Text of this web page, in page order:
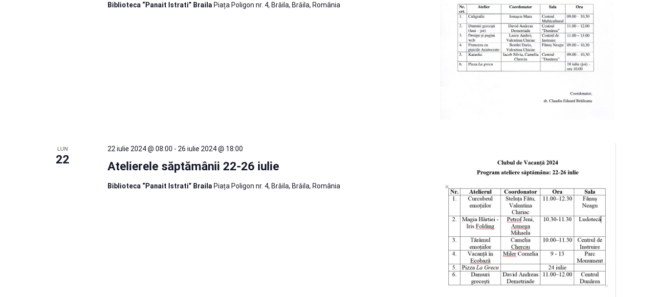
Biblioteca “Panait Istrati” Braila Piața Poligon nr. 4, Brăila, Brăila, România
LUN
22 Atelierele săptămânii 22-26 iulie
22 iulie 2024 @ 08:00 - 26 iulie 2024 @ 18:00
Biblioteca “Panait Istrati” Braila Piața Poligon nr. 4, Brăila, Brăila, România